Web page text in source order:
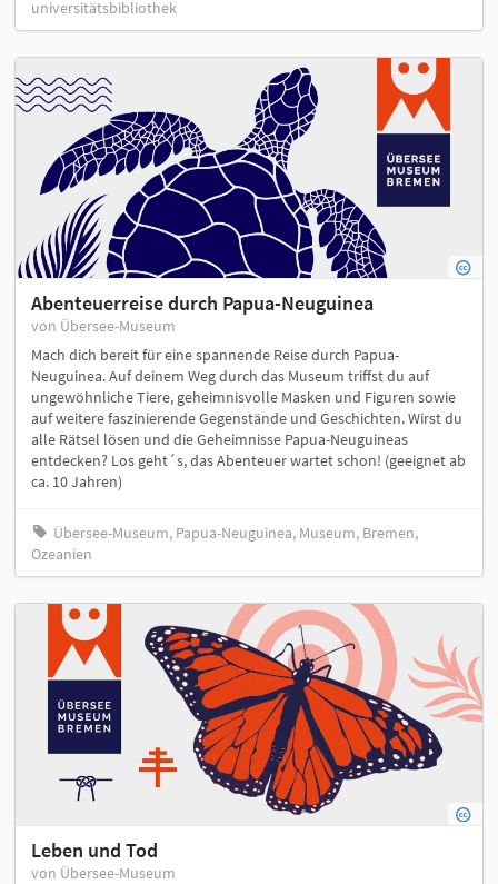
universitätsbibliothek
Abenteuerreise durch Papua-Neuguinea
von Übersee-Museum
Mach dich bereit für eine spannende Reise durch Papua-
Neuguinea. Auf deinem Weg durch das Museum triffst du auf
ungewöhnliche Tiere, geheimnisvolle Masken und Figuren sowie
auf weitere faszinierende Gegenstände und Geschichten. Wirst du
alle Rätsel lösen und die Geheimnisse Papua-Neuguineas
entdecken? Los geht´s, das Abenteuer wartet schon! (geeignet ab
ca. 10 Jahren)
Übersee-Museum, Papua-Neuguinea, Museum, Bremen,
Ozeanien
Leben und Tod
von Übersee-Museum